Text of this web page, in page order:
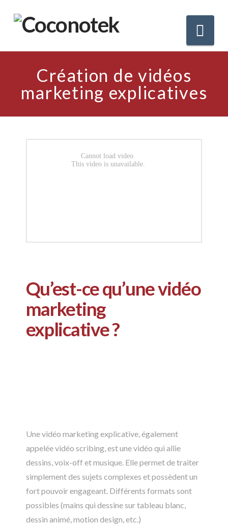
Création de vidéos
marketing explicatives
Qu’est-ce qu’une vidéo
marketing
explicative ?
Une vidéo marketing explicative, également
appelée vidéo scribing, est une vidéo qui allie
dessins, voix-off et musique. Elle permet de traiter
simplement des sujets complexes et possèdent un
fort pouvoir engageant. Différents formats sont
possibles (mains qui dessine sur tableau blanc,
dessin animé, motion design, etc.)